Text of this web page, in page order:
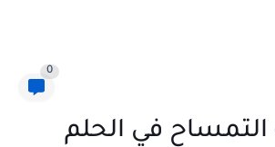
0
التمساح في الحلم